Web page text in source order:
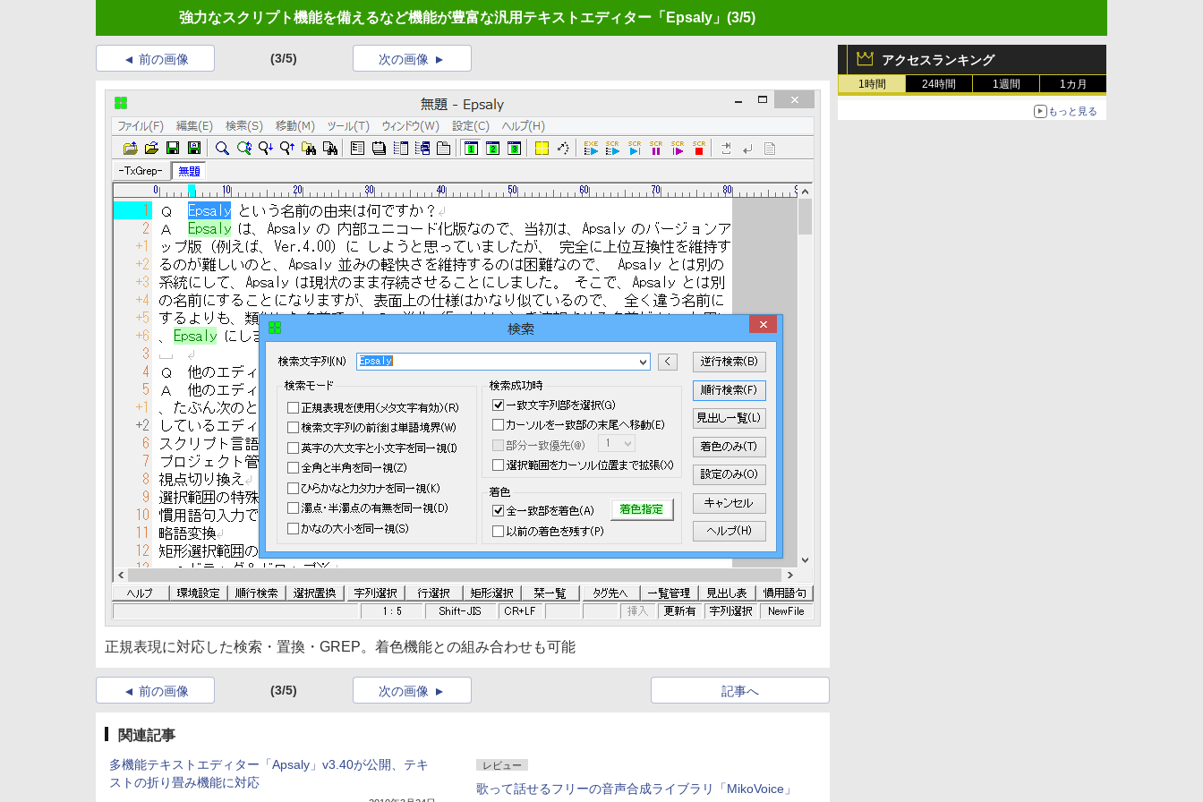
強力なスクリプト機能を備えるなど機能が豊富な汎用テキストエディター「Epsaly」 (3/5)
アクセスランキング
1時間 24時間 1週間 1カ月
もっと見る
前の画像 (3/5) 次の画像
正規表現に対応した検索・置換・GREP。着色機能との組み合わせも可能
前の画像 (3/5) 記事へ
次の画像
関連記事
多機能テキストエディター「Apsaly」v3.40が公開、テキ
ストの折り畳み機能に対応
レビュー
歌って話せるフリーの音声合成ライブラリ「MikoVoice」